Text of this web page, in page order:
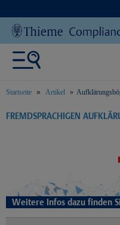
Startseite Artikel
text.skipToContent
text.skipToNavigation
FREMDSPRACHIGEN
Weitere Infos dazu finden